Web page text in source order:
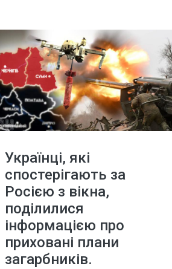
Українці, які
спостерігають за
Росією з вікна,
поділилися
інформацією про
приховані плани
загарбників.